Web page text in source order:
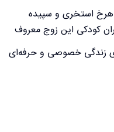
استخری و سپیده
کودکی این زوج معروف
زندگی خصوصی و حرفه‌ای